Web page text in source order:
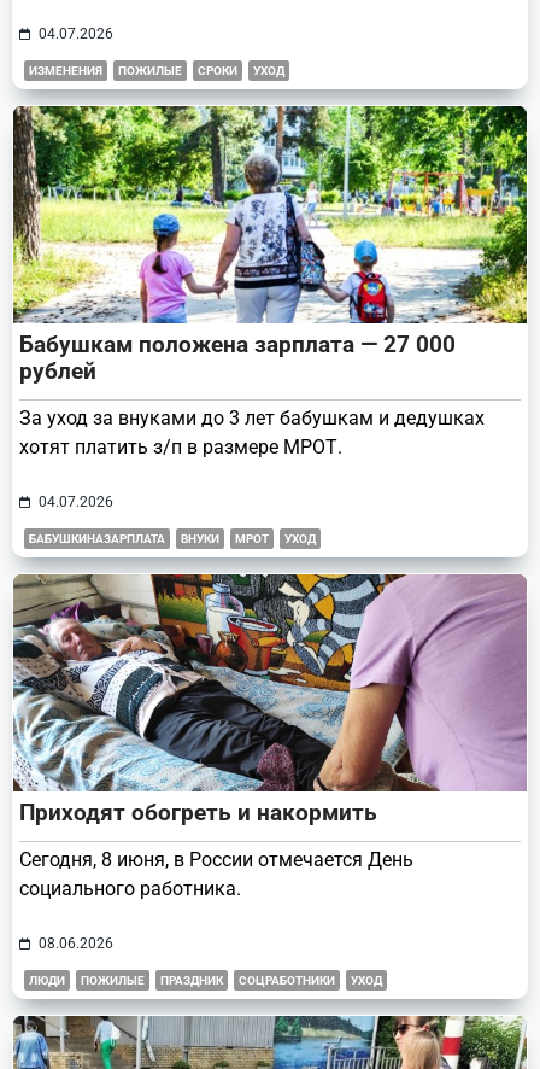
04.07.2026
ИЗМЕНЕНИЯ ПОЖИЛЫЕ СРОКИ УХОД
Бабушкам положена зарплата — 27 000
рублей
За уход за внуками до 3 лет бабушкам и дедушках
хотят платить з/п в размере МРОТ.
04.07.2026
БАБУШКИНАЗАРПЛАТА ВНУКИ МРОТ УХОД
Приходят обогреть и накормить
Сегодня, 8 июня, в России отмечается День
социального работника.
08.06.2026
ЛЮДИ ПОЖИЛЫЕ ПРАЗДНИК СОЦРАБОТНИКИ УХОД